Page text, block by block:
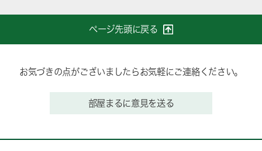
ページ先頭に戻る
お気づきの点がございましたらお気軽にご連絡ください。
部屋まるに意見を送る